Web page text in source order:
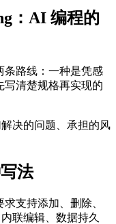
：AI 编程的
条路线：一种是凭感
写清楚规格再实现的
决的问题、承担的风
法
支持添加、删除、
联编辑、数据持久